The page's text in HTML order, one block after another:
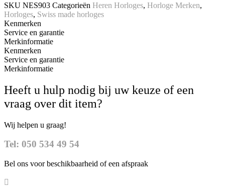
SKU NES903 Categorieën Heren Horloges, Horloge Merken,
Horloges, Swiss made horloges
Kenmerken
Service en garantie
Merkinformatie
Kenmerken
Service en garantie
Merkinformatie
Heeft u hulp nodig bij uw keuze of een
vraag over dit item?
Wij helpen u graag!
Tel: 050 534 49 54
Bel ons voor beschikbaarheid of een afspraak